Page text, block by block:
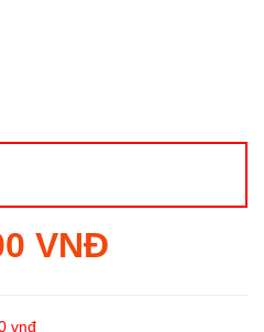
VNĐ
vnđ